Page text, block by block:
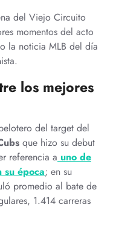
del Viejo Circuito
momentos del acto
la noticia MLB del día
los mejores
del target del
que hizo su debut
referencia a uno de
su época; en su
promedio al bate de
1.414 carreras